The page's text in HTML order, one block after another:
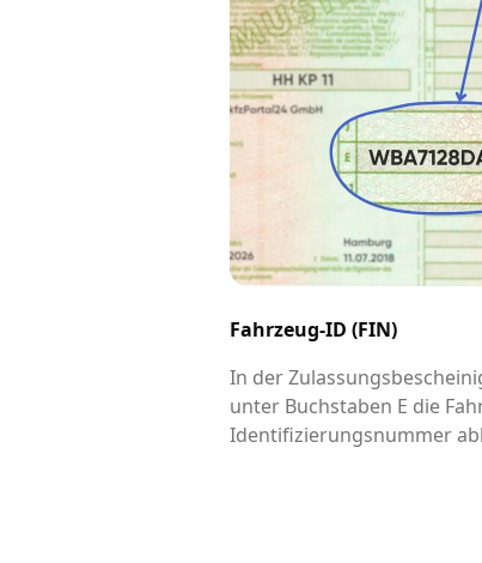
Fahrzeug-ID (FIN)
In der
unter Buchstaben E die
Identifizierungsnummer